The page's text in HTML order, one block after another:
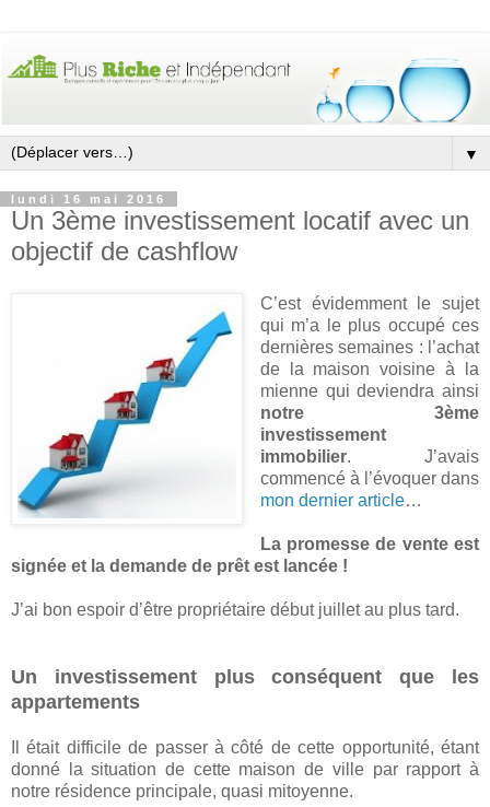
▼
lundi 16 mai 2016
Un 3ème investissement locatif avec un
objectif de cashflow
C’est évidemment le sujet
qui m’a le plus occupé ces
dernières semaines : l’achat
de la maison voisine à la
mienne qui deviendra ainsi
notre 3ème
investissement
immobilier. J’avais
commencé à l’évoquer dans
mon dernier article…
La promesse de vente est
signée et la demande de prêt est lancée !
J’ai bon espoir d’être propriétaire début juillet au plus tard.
Un investissement plus conséquent que les
appartements
Il était difficile de passer à côté de cette opportunité, étant
donné la situation de cette maison de ville par rapport à
notre résidence principale, quasi mitoyenne.